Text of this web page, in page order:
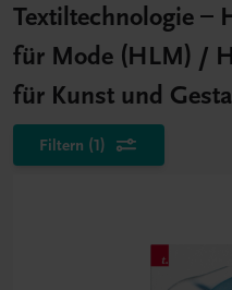
Textiltechnologie –
für Mode (HLM) /
für Kunst und
Filtern (1)